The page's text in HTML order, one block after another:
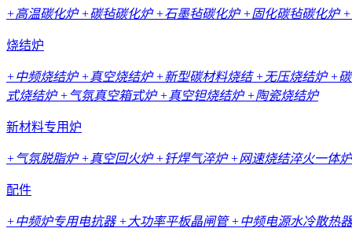
+高温碳化炉+碳毡碳化炉+石墨毡碳化炉+固化碳毡碳化炉
烧结炉
+中频烧结炉+真空烧结炉+新型碳材料烧结+无压烧结炉+
式烧结炉+气氛真空箱式炉+真空钽烧结炉+陶瓷烧结炉
新材料专用炉
+气氛脱脂炉+真空回火炉+钎焊气淬炉+网速烧结淬火一体炉
配件
+中频炉专用电抗器 +大功率平板晶闸管+中频电源水冷散热